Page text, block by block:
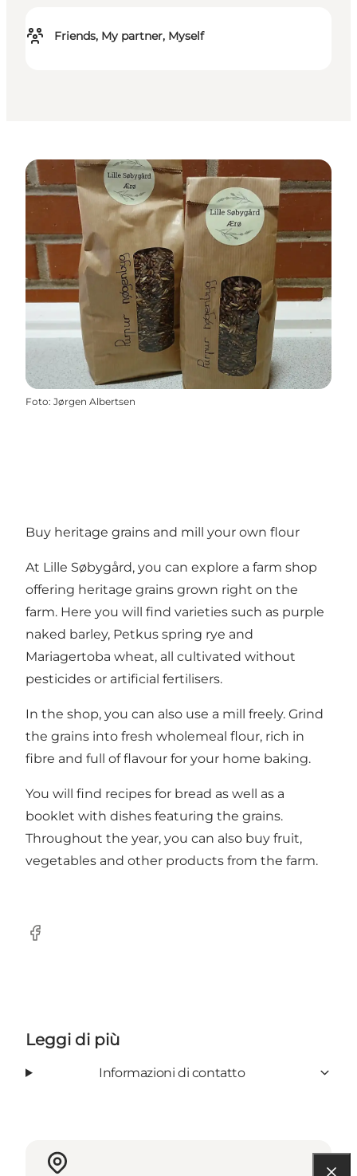
Friends, My partner, Myself
Foto: Jørgen Albertsen
Buy heritage grains and mill your own flour
At Lille Søbygård, you can explore a farm shop
offering heritage grains grown right on the
farm. Here you will find varieties such as purple
naked barley, Petkus spring rye and
Mariagertoba wheat, all cultivated without
pesticides or artificial fertilisers.
In the shop, you can also use a mill freely. Grind
the grains into fresh wholemeal flour, rich in
fibre and full of flavour for your home baking.
You will find recipes for bread as well as a
booklet with dishes featuring the grains.
Throughout the year, you can also buy fruit,
vegetables and other products from the farm.
Facebook
Leggi di più
Informazioni di contatto